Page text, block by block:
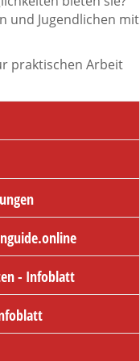
und Jugendlichen mit
praktischen Arbeit
- Infoblatt